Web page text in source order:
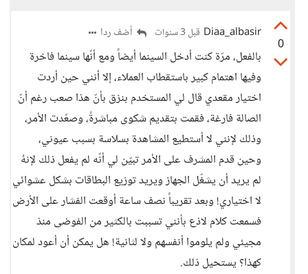
0
Diaa_albasir قبل 3 سنوات أضف ردا
بالفعل، مرّة كنت أدخل السينما أيضاً ومع أنّها سينما فاخرة
وفيها اهتمام كبير باستقطاب العملاء، إلا أنني حين أردت
اختيار مقعدي قال لي المستخدم بنزق بأنّ هذا صعب رغم أنّ
الصالة فارغة، فقمت بتقديم شكوى مباشرةً، وصعّدت الأمر،
وذلك لإنني لا أستطيع المشاهدة بسلاسة بسبب عيوني،
وحين قدم المشرف على الأمر تبيّن لي أنّه لم يفعل ذلك لإنهُ
لم يريد أن يشغّل الجهاز ويريد توزيع البطاقات بشكل عشوائي
لا اختياري! وبعد تقريباً نصف ساعة أوقعت الفشار على الأرض
فسمعت كلام لاذع بأنني تسببت بالكثير من الفوضى منذ
مجيئي ولم يلوموا أنفسهم ولا لثانية! هل يمكن أن أعود لمكان
كهذا؟ يستحيل ذلك.